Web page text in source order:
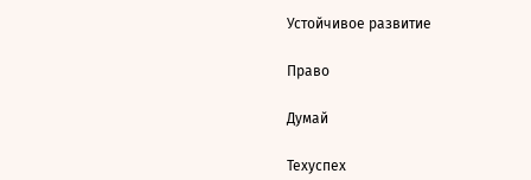
Устойчивое развитие
Право
Думай
Техуспех